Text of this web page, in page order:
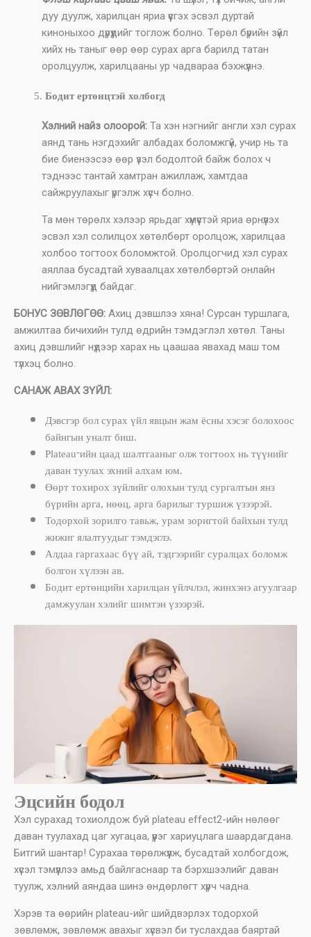
дуу дуулж, харилцан яриа үүсгэх эсвэл дуртай
киноныхоо дүрүүдийг тоглож болно. Төрөл бүрийн зүйл
хийх нь таныг өөр өөр сурах арга барилд татан
оролцуулж, харилцааны ур чадвараа бэхжүүлнэ.
Бодит ертөнцтэй холбогд
Хэлний найз олоорой: Та хэн нэгнийг англи хэл сурах
аянд тань нэгдэхийг албадах боломжгүй, учир нь та
бие биенээсээ өөр үзэл бодолтой байж болох ч
тэднээс тантай хамтран ажиллаж, хамтдаа
сайжруулахыг үргэлж хүсч болно.
Та мөн төрөлх хэлээр ярьдаг хүмүүстэй яриа өрнүүлэх
эсвэл хэл солилцох хөтөлбөрт оролцож, харилцаа
холбоо тогтоох боломжтой. Оролцогчид хэл сурах
аяллаа бусадтай хуваалцах хөтөлбөртэй онлайн
нийгэмлэгүүд байдаг.
БОНУС ЗӨВЛӨГӨӨ: Ахиц дэвшлээ хяна! Сурсан туршлага,
амжилтаа бичихийн тулд өдрийн тэмдэглэл хөтөл. Таны
ахиц дэвшлийг нүдээр харах нь цаашаа явахад маш том
түлхэц болно.
САНАЖ АВАХ ЗҮЙЛ:
Дэвсгэр бол сурах үйл явцын жам ёсны хэсэг болохоос
байнгын уналт биш.
Plateau-ийн цаад шалтгааныг олж тогтоох нь түүнийг
даван туулах эхний алхам юм.
Өөрт тохирох зүйлийг олохын тулд сургалтын янз
бүрийн арга, нөөц, арга барилыг туршиж үзээрэй.
Тодорхой зорилго тавьж, урам зоригтой байхын тулд
жижиг ялалтуудыг тэмдэглэ.
Алдаа гаргахаас бүү ай, тэдгээрийг суралцах боломж
болгон хүлээн ав.
Бодит ертөнцийн харилцан үйлчлэл, жинхэнэ агуулгаар
дамжуулан хэлийг шимтэн үзээрэй.
Эцсийн бодол
Хэл сурахад тохиолдож буй plateau effect2-ийн нөлөөг
даван туулахад цаг хугацаа, үүрэг хариуцлага шаардагдана.
Битгий шантар! Сурахаа төрөлжүүлж, бусадтай холбогдож,
хүсэл тэмүүллээ амьд байлгаснаар та бэрхшээлийг даван
туулж, хэлний аяндаа шинэ өндөрлөгт хүрч чадна.
Хэрэв та өөрийн plateau-ийг шийдвэрлэх тодорхой
зөвлөмж, зөвлөмж авахыг хүсвэл би туслахдаа баяртай